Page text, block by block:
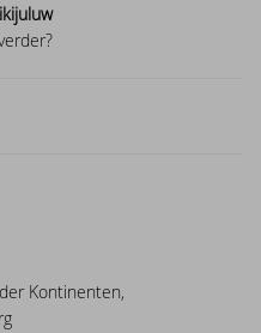
Kontinenten,
Web Controls in
using FlexTron
added - Getting to
testing